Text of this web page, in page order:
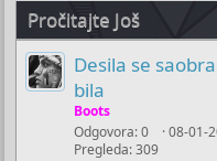
Pročitajte Još
Desila se
bila
Boots
Odgovora 0
Pregleda 309
08-01-